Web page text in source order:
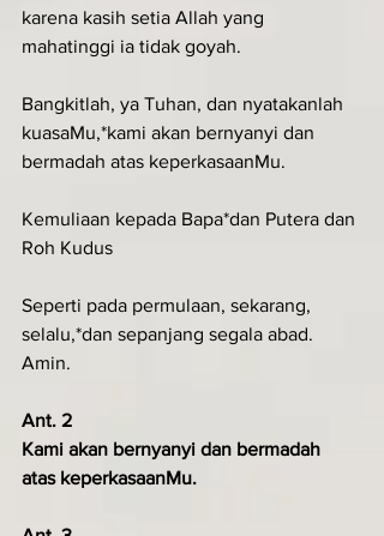
karena kasih setia Allah yang
mahatinggi ia tidak goyah.
Bangkitlah, ya Tuhan, dan nyatakanlah
kuasaMu,*kami akan bernyanyi dan
bermadah atas keperkasaanMu.
Kemuliaan kepada Bapa*dan Putera dan
Roh Kudus
Seperti pada permulaan, sekarang,
selalu,*dan sepanjang segala abad.
Amin.
Ant. 2
Kami akan bernyanyi dan bermadah
atas keperkasaanMu.